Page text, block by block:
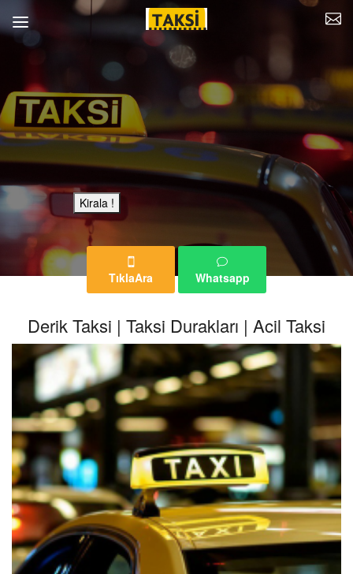
TıklaAra Whatsapp
Bu Reklam Sayfası Kiralıktır.
Kirala !
Derik Taksi | Taksi Durakları | Acil Taksi